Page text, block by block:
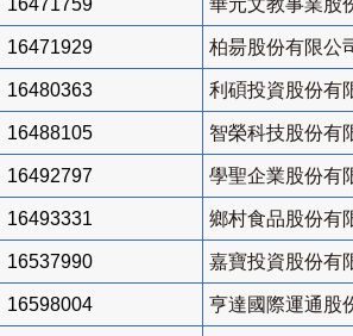
16471759 華元文教事業股
16471929 柏昜股份有限公
16480363 利碩投資股份有
16488105 智榮科技股份有
16492797 學聖企業股份有
16493331 鄉村食品股份有
16537990 嘉寶投資股份有
16598004 亨達國際運通股